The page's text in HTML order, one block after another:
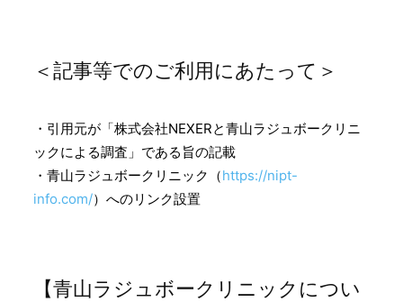
＜記事等でのご利用にあたって＞
・引用元が「株式会社NEXERと青山ラジュボークリニ
ックによる調査」である旨の記載
・青山ラジュボークリニック（https://nipt-
info.com/）へのリンク設置
【青山ラジュボークリニックについ